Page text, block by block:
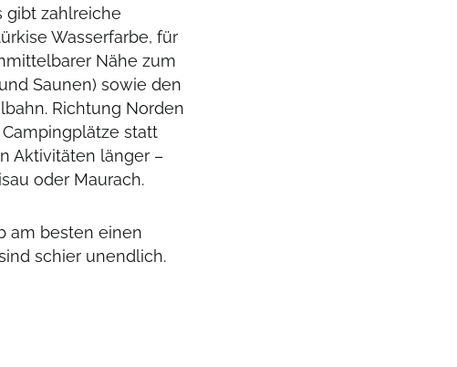
gibt zahlreiche
Wasserfarbe, für
Nähe zum
Saunen) sowie den
Richtung Norden
statt
Aktivitäten länger –
oder Maurach.
am besten einen
schier unendlich.